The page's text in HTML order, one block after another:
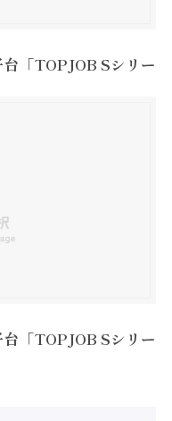
「TOPJOB Sシリー
「TOPJOB Sシリー